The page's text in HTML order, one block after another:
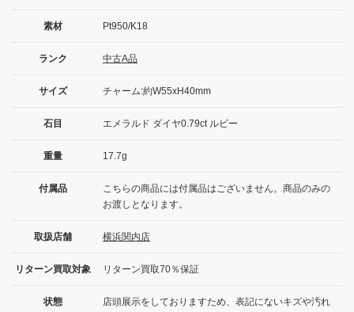
素材 Pt950/K18
ランク 中古A品
サイズ チャーム:約W55xH40mm
石目 エメラルド ダイヤ0.79ct ルビー
重量 17.7g
付属品
こちらの商品には付属品はございません。商品のみの
お渡しとなります。
取扱店舗 横浜関内店
リターン買取対象 リターン買取70％保証
状態
店頭展示をしておりますため、表記にないキズや汚れ